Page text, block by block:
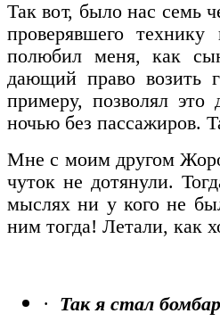
Так вот, было нас семь
проверявшего
полюбил меня, как
дающий право возить
примеру, позволял
ночью без пассажиров.
Мне с моим другом
чуток не дотянули.
мыслях ни у кого не
ним тогда! Летали, как
· Так я стал